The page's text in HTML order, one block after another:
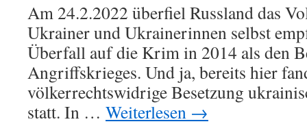
Am 24.2.2022 überfiel Russland das
Ukrainer und Ukrainerinnen selbst
Überfall auf die Krim in 2014 als den
Angriffskrieges. Und ja, bereits hier
völkerrechtswidrige Besetzung
statt. In … Weiterlesen →